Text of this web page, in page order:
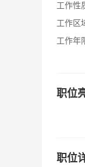
工作性
工作区
工作年
职位
职位